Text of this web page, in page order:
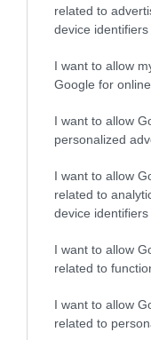
related to
device identifiers
I want to allow
Google for
I want to allow
personalized
I want to allow
related to
device identifiers
I want to allow
related to
I want to allow
related to
Plain...
7 h 30 min